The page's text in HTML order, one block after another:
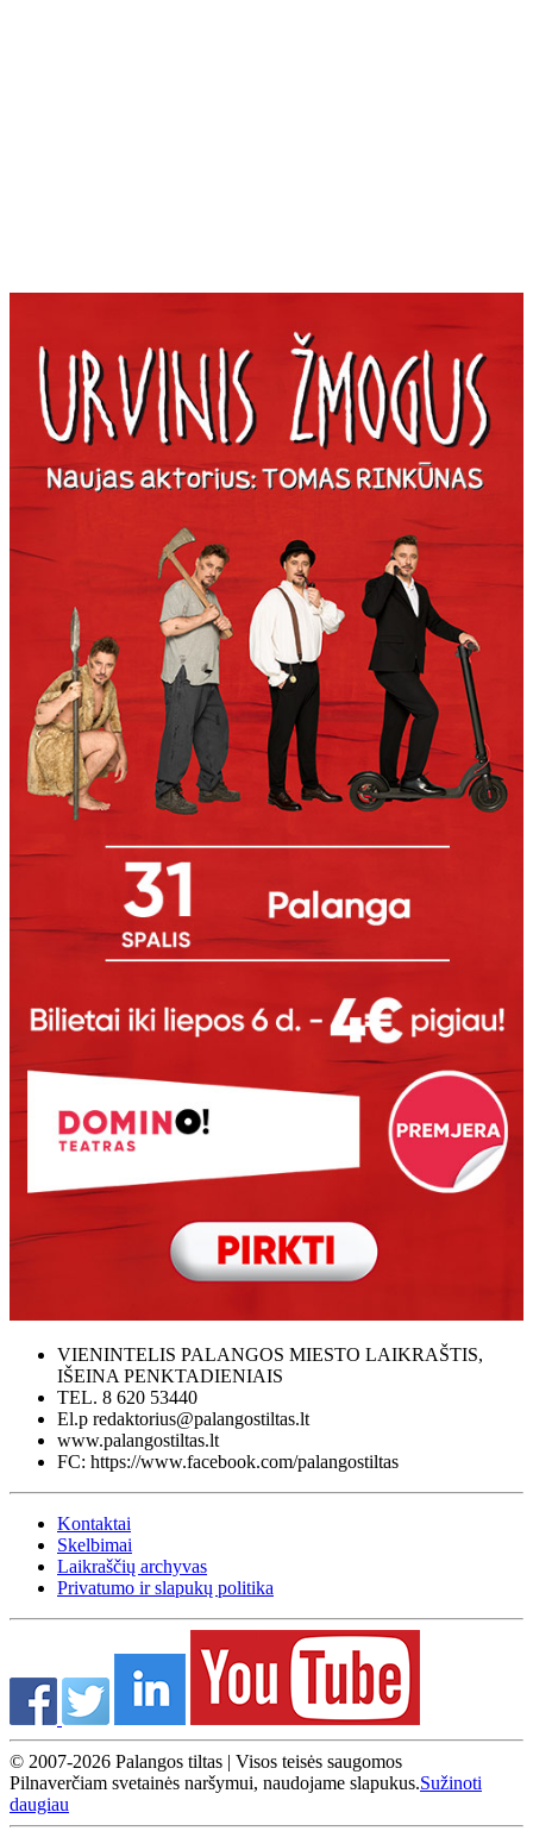
VIENINTELIS PALANGOS MIESTO LAIKRAŠTIS,
IŠEINA PENKTADIENIAIS
TEL. 8 620 53440
El.p redaktorius@palangostiltas.lt
www.palangostiltas.lt
FC: https://www.facebook.com/palangostiltas
Kontaktai
Skelbimai
Laikraščių archyvas
Privatumo ir slapukų politika
© 2007-2026 Palangos tiltas | Visos teisės saugomos
Pilnaverčiam svetainės naršymui, naudojame slapukus.Sužinoti
daugiau